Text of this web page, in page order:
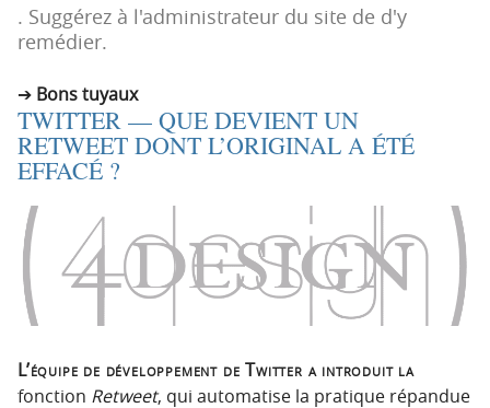
i
c
i
p
a
e
n
. Suggérez à l'administrateur du site de d'y
remédier.
Bons tuyaux
TWITTER — QUE DEVIENT UN
RETWEET DONT L’ORIGINAL A ÉTÉ
EFFACÉ ?
L’équipe de développement de Twitter a introduit la
fonction Retweet, qui automatise la pratique répandue